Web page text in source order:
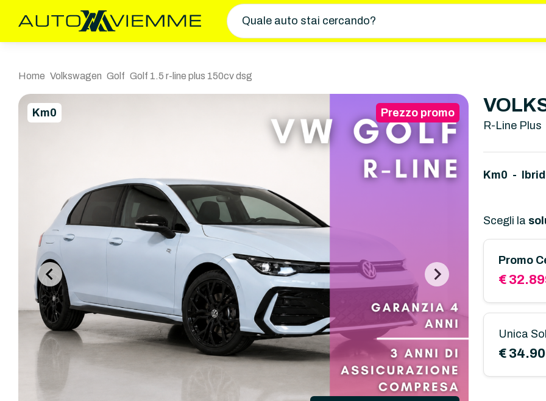
Quale auto stai cercando?
Home Volkswagen Golf Golf 1.5 r-line plus 150cv dsg
Km0 Prezzo promo
R-Line Plus
Km0 -
Scegli la
Promo
€
Unica
€